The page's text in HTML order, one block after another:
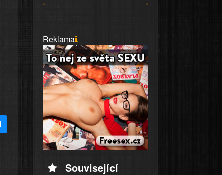
Reklama
Související